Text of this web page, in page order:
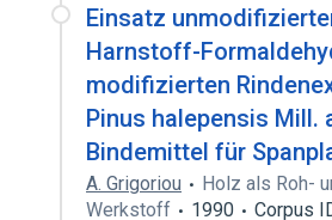
Einsatz
Harnstoff-
modifizierten
Pinus halepensis Mill.
Bindemittel für
A. Grigoriou
Holz als Roh-
Werkstoff
1990
Corpus